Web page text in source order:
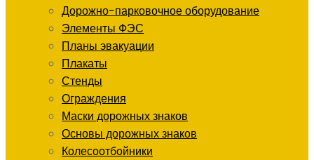
Дорожно-парковочное оборудование
Элементы ФЭС
Планы эвакуации
Плакаты
Стенды
Ограждения
Маски дорожных знаков
Основы дорожных знаков
Колесоотбойники